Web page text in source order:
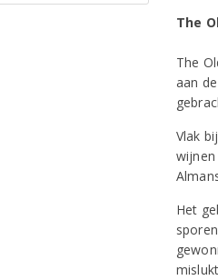
The
The
aan
Vlak
Het